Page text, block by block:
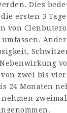
Dies
ersten 3
von
umfassen.
zwei bis
24 Monaten
nehmen